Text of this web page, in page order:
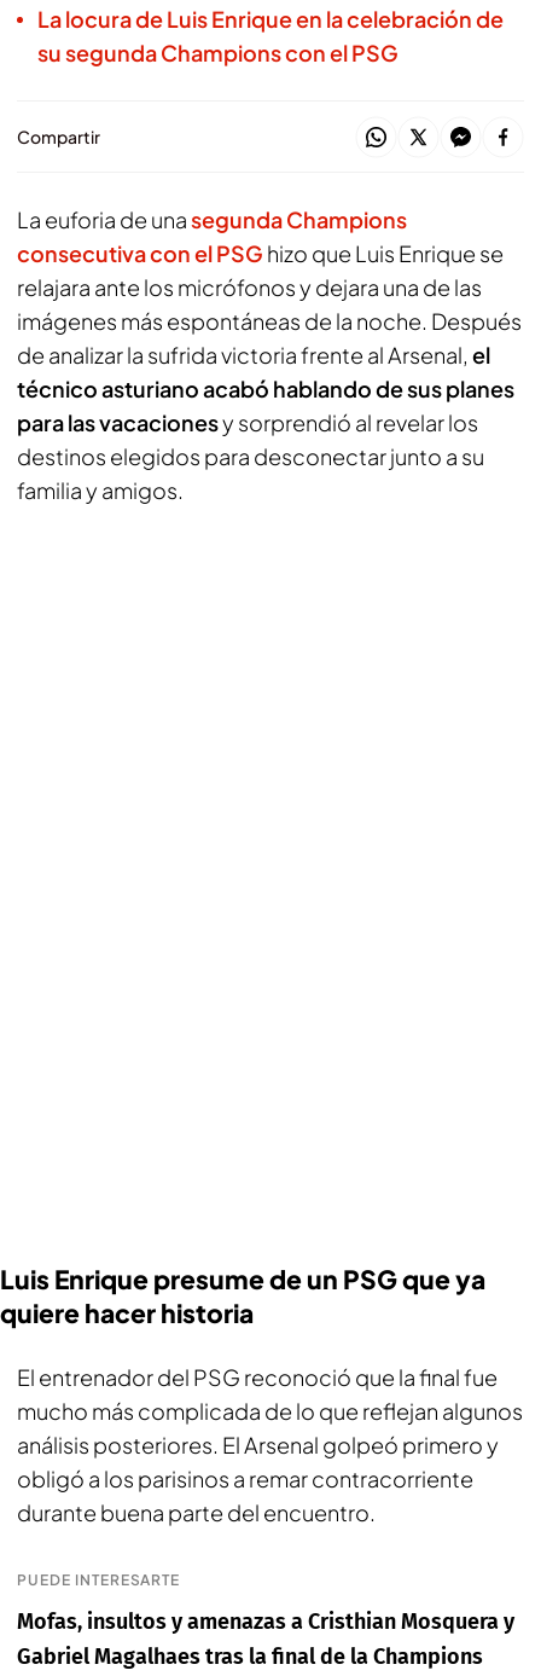
La locura de Luis Enrique en la celebración de
su segunda Champions con el PSG
Compartir
La euforia de unasegunda Champions
consecutiva con el PSG hizo que Luis Enrique se
relajara ante los micrófonos y dejara una de las
imágenes más espontáneas de la noche. Después
de analizar la sufrida victoria frente al Arsenal, el
técnico asturiano acabó hablando de sus planes
para las vacacionesy sorprendió al revelar los
destinos elegidos para desconectar junto a su
familia y amigos.
Luis Enrique presume de un PSG que ya
quiere hacer historia
El entrenador del PSG reconoció que la final fue
mucho más complicada de lo que reflejan algunos
análisis posteriores. El Arsenal golpeó primero y
obligó a los parisinos a remar contracorriente
durante buena parte del encuentro.
PUEDE INTERESARTE
Mofas, insultos y amenazas a Cristhian Mosquera y
Gabriel Magalhaes tras la final de la Champions